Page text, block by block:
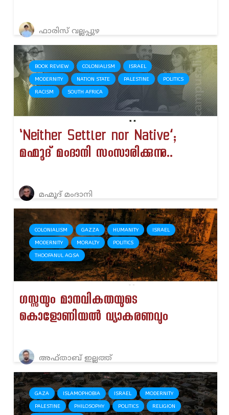
ഫാരിസ് വല്ലപ്പുഴ
BOOK REVIEW COLONIALISM ISRAEL
MODERNITY NATION STATE PALESTINE POLITICS
RACISM SOUTH AFRICA
‘Neither Settler nor Native’;
മഹ്മൂദ് മംദാനി സംസാരിക്കുന്നു..
മഹ്മൂദ് മംദാനി
COLONIALISM GAZZA HUMANITY ISRAEL
MODERNITY MORALTY POLITICS
THOOFANUL AQSA
ഗസ്സയും മാനവികതയുടെ
കൊളോണിയൽ വ്യാകരണവും
അഫ്താബ് ഇല്ലത്ത്
GAZA ISLAMOPHOBIA ISRAEL MODERNITY
PALESTINE PHILOSOPHY POLITICS RELIGION